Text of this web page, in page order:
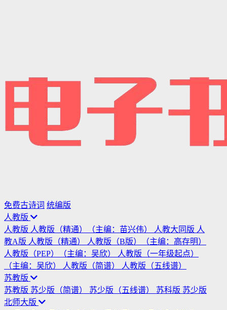
免费古诗词 统编版
人教版
人教版 人教版（精通）（主编：苗兴伟） 人教大同版 人
教A版 人教版（精通）
人教版（B版）（主编：高存明）
人教版（PEP）（主编：吴欣）
人教版（一年级起点）
（主编：吴欣）
人教版（简谱）
人教版（五线谱）
苏教版
苏教版 苏少版（简谱） 苏少版（五线谱） 苏科版 苏少版
北师大版